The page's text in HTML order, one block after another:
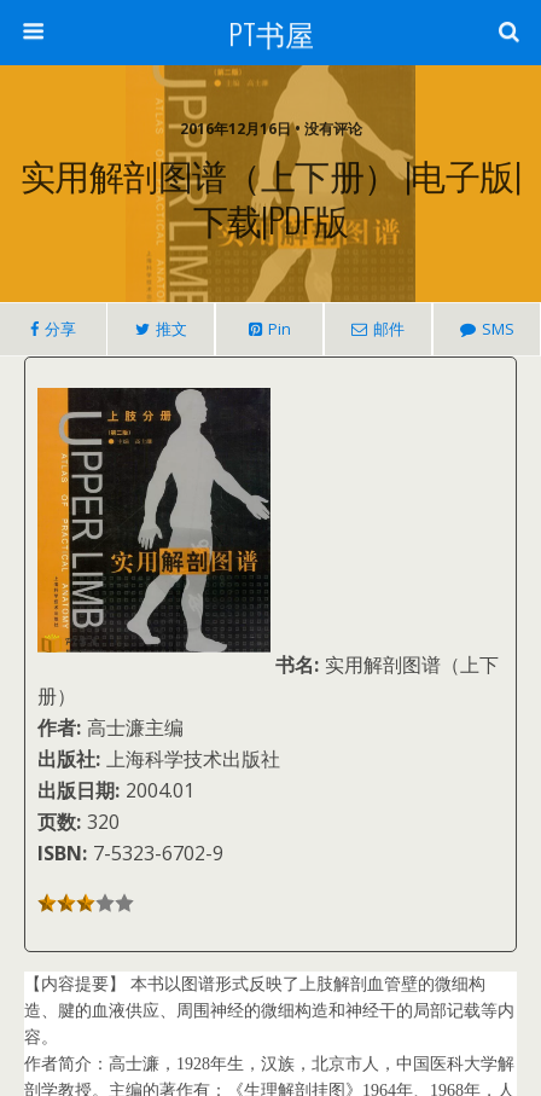
PT书屋
2016年12月16日 • 没有评论
实用解剖图谱（上下册） |电子版|
下载|PDF版
分享 推文 Pin 邮件 SMS
书名: 实用解剖图谱（上下
册）
作者: 高士濂主编
出版社: 上海科学技术出版社
出版日期: 2004.01
页数: 320
ISBN: 7-5323-6702-9
【内容提要】 本书以图谱形式反映了上肢解剖血管壁的微细构
造、腱的血液供应、周围神经的微细构造和神经干的局部记载等内
容。
作者简介：高士濂，1928年生，汉族，北京市人，中国医科大学解
剖学教授。主编的著作有：《生理解剖挂图》1964年、1968年，人